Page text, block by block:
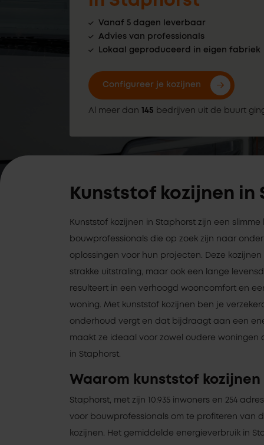
Vanaf 5 dagen leverbaar
Advies van professionals
Lokaal geproduceerd in eigen fabriek
Configureer je kozijnen
Al meer dan 145 bedrijven uit de buurt
Kunststof kozijnen in
Kunststof kozijnen in Staphorst zijn een slimme
bouwprofessionals die op zoek zijn naar
oplossingen voor hun projecten. Deze
strakke uitstraling, maar ook een lange
resulteert in een verhoogd wooncomfort en
woning. Met kunststof kozijnen ben je
onderhoud vergt en dat bijdraagt aan een
maakt ze ideaal voor zowel oudere woningen
in Staphorst.
Waarom kunststof kozijnen
Staphorst, met zijn 10.935 inwoners en 254
voor bouwprofessionals om te profiteren van
kozijnen. Het gemiddelde energieverbruik in